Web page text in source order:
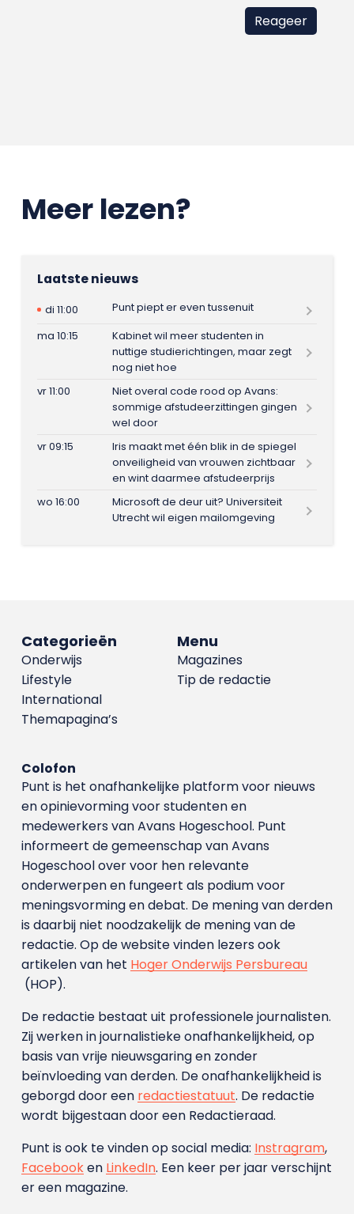
Meer lezen?
Laatste nieuws
di 11:00
Punt piept er even tussenuit
ma 10:15
Kabinet wil meer studenten in
nuttige studierichtingen, maar zegt
nog niet hoe
vr 11:00
Niet overal code rood op Avans:
sommige afstudeerzittingen gingen
wel door
vr 09:15
Iris maakt met één blik in de spiegel
onveiligheid van vrouwen zichtbaar
en wint daarmee afstudeerprijs
wo 16:00
Microsoft de deur uit? Universiteit
Utrecht wil eigen mailomgeving
Menu
Magazines
Tip de redactie
Categorieën
Onderwijs
Lifestyle
International
Themapagina’s
Colofon
Punt is het onafhankelijke platform voor nieuws
en opinievorming voor studenten en
medewerkers van Avans Hoge­school. Punt
informeert de gemeenschap van Avans
Hogeschool over voor hen relevante
onderwerpen en fungeert als podium voor
meningsvorming en debat. De mening van derden
is daarbij niet noodzakelijk de mening van de
redactie. Op de website vinden lezers ook
artikelen van het Hoger Onderwijs Persbureau
(HOP).
De redactie bestaat uit professionele journalisten.
Zij werken in journalistieke onafhankelijkheid, op
basis van vrije nieuwsgaring en zonder
beïnvloeding van derden. De onafhankelijkheid is
geborgd door een redactiestatuut. De redactie
wordt bijgestaan door een Redactieraad.
Punt is ook te vinden op social media: Instragram,
Facebooken LinkedIn. Een keer per jaar verschijnt
er een magazine.